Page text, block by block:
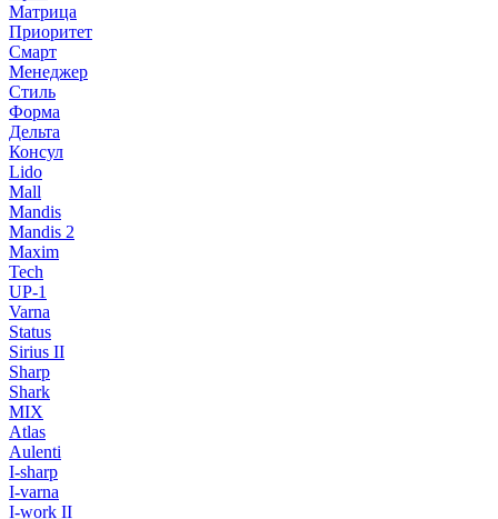
Матрица
Приоритет
Смарт
Менеджер
Стиль
Форма
Дельта
Консул
Lido
Mall
Mandis
Mandis 2
Maxim
Tech
UP-1
Varna
Status
Sirius II
Sharp
Shark
MIX
Atlas
Aulenti
I-sharp
I-varna
I-work II